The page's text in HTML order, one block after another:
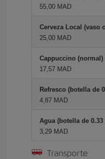
55,00 MAD
Cerveza Local (vaso
25,00 MAD
Cappuccino (normal)
17,57 MAD
Refresco (botella de
4,87 MAD
Agua (botella de
3,29 MAD
Transporte